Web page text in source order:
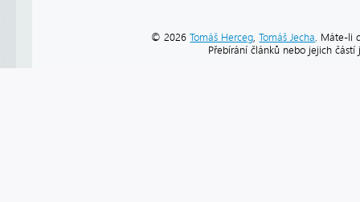
© 2026Tomáš Herceg,Tomáš Jecha. Máte-li
Přebírání článků nebo jejich